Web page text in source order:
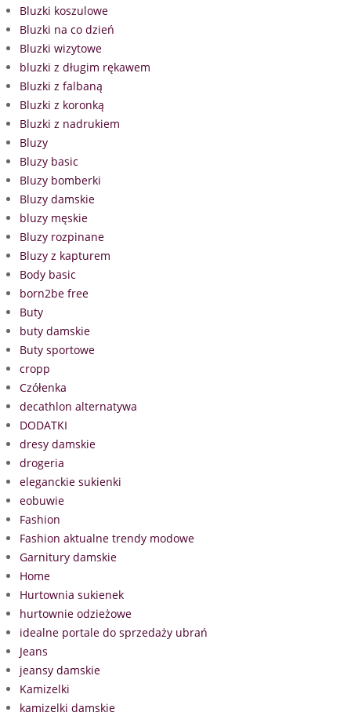
Bluzki koszulowe
Bluzki na co dzień
Bluzki wizytowe
bluzki z długim rękawem
Bluzki z falbaną
Bluzki z koronką
Bluzki z nadrukiem
Bluzy
Bluzy basic
Bluzy bomberki
Bluzy damskie
bluzy męskie
Bluzy rozpinane
Bluzy z kapturem
Body basic
born2be free
Buty
buty damskie
Buty sportowe
cropp
Czółenka
decathlon alternatywa
DODATKI
dresy damskie
drogeria
eleganckie sukienki
eobuwie
Fashion
Fashion aktualne trendy modowe
Garnitury damskie
Home
Hurtownia sukienek
hurtownie odzieżowe
idealne portale do sprzedaży ubrań
Jeans
jeansy damskie
Kamizelki
kamizelki damskie